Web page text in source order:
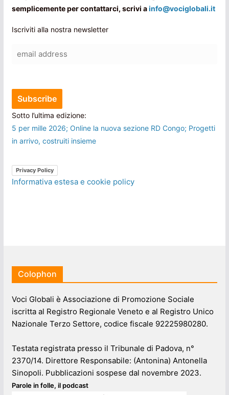
semplicemente per contattarci, scrivi ainfo@vociglobali.it
Iscriviti alla nostra newsletter
Sotto l’ultima edizione:
5 per mille 2026; Online la nuova sezione RD Congo; Progetti
in arrivo, costruiti insieme
Privacy Policy
Informativa estesa e cookie policy
Colophon
Voci Globali è Associazione di Promozione Sociale
iscritta al Registro Regionale Veneto e al Registro Unico
Nazionale Terzo Settore, codice fiscale 92225980280.
Testata registrata presso il Tribunale di Padova, n°
2370/14. Direttore Responsabile: (Antonina) Antonella
Sinopoli. Pubblicazioni sospese dal novembre 2023.
Parole in folle, il podcast